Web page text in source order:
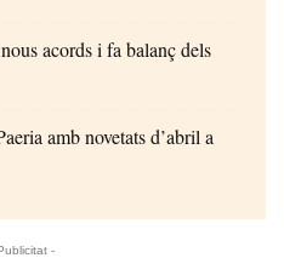
acords i fa balanç dels
amb novetats d’abril a
-